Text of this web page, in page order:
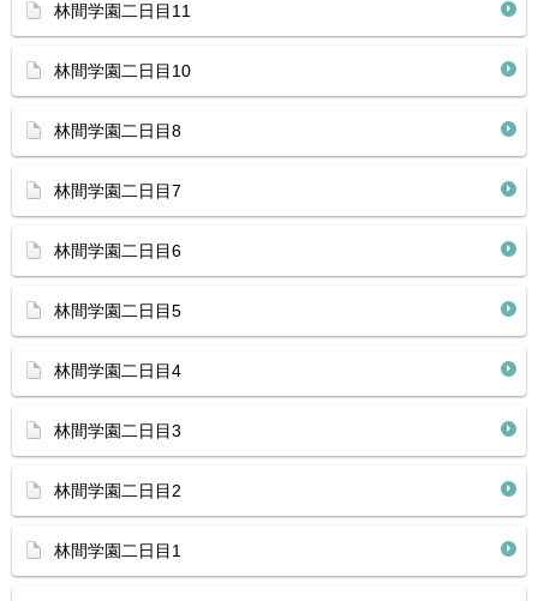
林間学園二日目11
林間学園二日目10
林間学園二日目8
林間学園二日目7
林間学園二日目6
林間学園二日目5
林間学園二日目4
林間学園二日目3
林間学園二日目2
林間学園二日目1